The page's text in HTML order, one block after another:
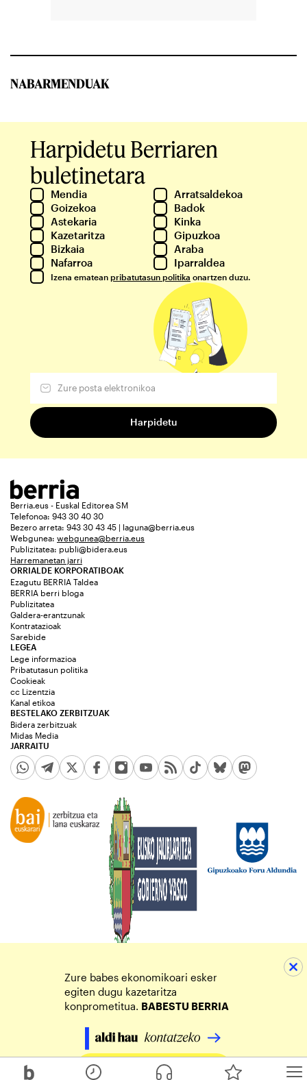
NABARMENDUAK
Harpidetu Berriaren
buletinetara
Mendia
Arratsaldekoa
Goizekoa
Badok
Astekaria
Kinka
Kazetaritza
Gipuzkoa
Bizkaia
Araba
Nafarroa
Iparraldea
Izena ematean pribatutasun politika onartzen duzu.
Berria.eus - Euskal Editorea SM
Telefonoa: 943 30 40 30
Bezero arreta: 943 30 43 45 | laguna@berria.eus
Webgunea: webgunea@berria.eus
Publizitatea: publi@bidera.eus
Harremanetan jarri
ORRIALDE KORPORATIBOAK
Ezagutu BERRIA Taldea
BERRIA berri bloga
Publizitatea
Galdera-erantzunak
Kontratazioak
Sarebide
JARRAITU
LEGEA
Lege informazioa
Pribatutasun politika
Cookieak
cc Lizentzia
Kanal etikoa
BESTELAKO ZERBITZUAK
Bidera zerbitzuak
Midas Media
Zure babes ekonomikoari esker
egiten dugu kazetaritza
konprometitua. BABESTU BERRIA
Egin zure ekarpena